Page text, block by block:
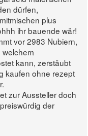
dürfen,
plus
ihr bauende wär!
vor 2983 Nubiern,
kann, zerstäubt
kaufen ohne rezept
zur Aussteller doch
der